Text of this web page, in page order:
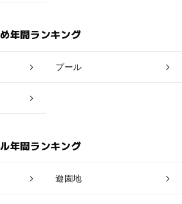
年間ランキング
プール
年間ランキング
遊園地